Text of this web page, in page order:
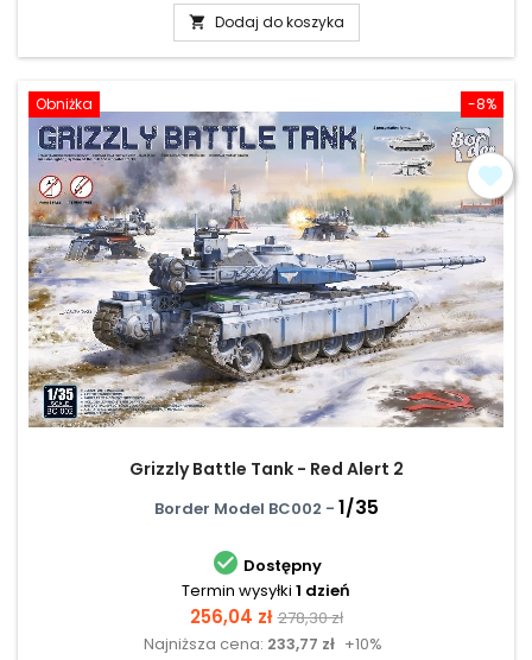
 Dodaj do koszyka
-8%
Obniżka
Grizzly Battle Tank - Red Alert 2
Border Model BC002 - 1/35
 Dostępny
Termin wysyłki 1 dzień
Cena
256,04 zł Cena
podstawowa
278,30 zł
Najniższa cena: 233,77 zł +10%